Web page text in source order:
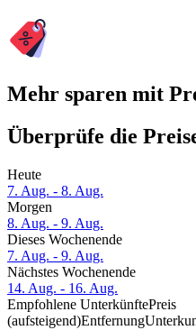
Mehr sparen mit
Überprüfe die
Heute
7. Aug. - 8. Aug.
Morgen
8. Aug. - 9. Aug.
Dieses Wochenende
7. Aug. - 9. Aug.
Nächstes Wochenende
14. Aug. - 16. Aug.
Empfohlene UnterkünftePreis
(aufsteigend)Entfernung